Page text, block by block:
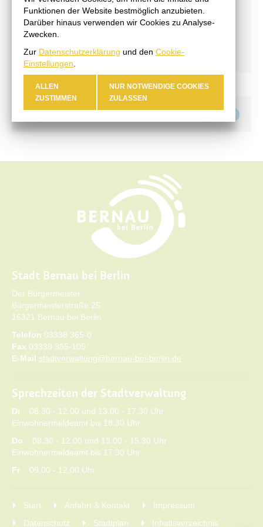
Menschen mit Behinderung
Stiftungen
Stark für Frauen
Teilen auf
Stadt Bernau bei Berlin
Der Bürgermeister
Bürgermeisterstraße 25
16321 Bernau bei Berlin
Telefon 03338 365-0
Fax 03338 365-105
E-Mail stadtverwaltung@bernau-bei-berlin.de
Sprechzeiten der Stadtverwaltung
Di 08.30 - 12.00 und 13.00 - 17.30 Uhr
Einwohnermeldeamt bis 18.30 Uhr
Do 08.30 - 12.00 und 13.00 - 15.30 Uhr
Einwohnermeldeamt bis 17.30 Uhr
Fr 09.00 - 12.00 Uhr
Start Anfahrt & Kontakt
Impressum
Datenschutz
Stadtplan Inhaltsverzeichnis
Funktionen der Website bestmöglich anzubieten.
Darüber hinaus verwenden wir Cookies zu Analyse-
Zwecken.
Zur Datenschutzerklärung und den Cookie-
Einstellungen
ALLEN
ZUSTIMMEN
NUR NOTWENDIGE COOKIES
ZULASSEN